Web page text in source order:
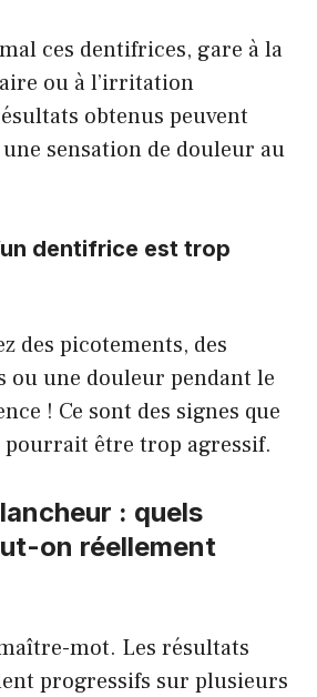
ces dentifrices, gare à la
ou à l’irritation
obtenus peuvent
sensation de douleur au
dentifrice est trop
des picotements, des
ou une douleur pendant le
! Ce sont des signes que
être trop agressif.
: quels
on réellement
mot. Les résultats
progressifs sur plusieurs